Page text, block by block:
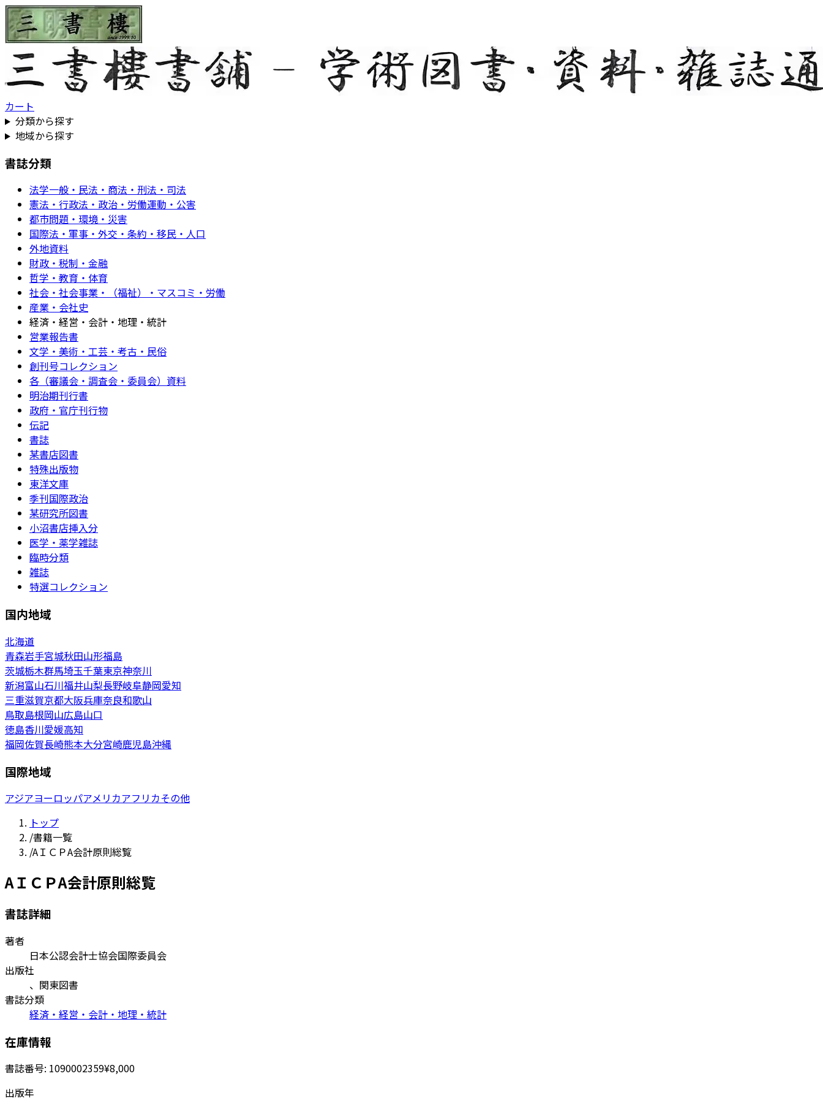
カート
分類から探す
地域から探す
書誌分類
法学一般・民法・商法・刑法・司法
憲法・行政法・政治・労働運動・公害
都市問題・環境・災害
国際法・軍事・外交・条約・移民・人口
外地資料
財政・税制・金融
哲学・教育・体育
社会・社会事業・（福祉）・マスコミ・労働
産業・会社史
経済・経営・会計・地理・統計
営業報告書
文学・美術・工芸・考古・民俗
創刊号コレクション
各（審議会・調査会・委員会）資料
明治期刊行書
政府・官庁刊行物
伝記
書誌
某書店図書
特殊出版物
東洋文庫
季刊国際政治
某研究所図書
小沼書店挿入分
医学・薬学雑誌
臨時分類
雑誌
特選コレクション
国内地域
北海道
青森岩手宮城秋田山形福島
茨城栃木群馬埼玉千葉東京神奈川
新潟富山石川福井山梨長野岐阜静岡愛知
三重滋賀京都大阪兵庫奈良和歌山
鳥取島根岡山広島山口
徳島香川愛媛高知
福岡佐賀長崎熊本大分宮崎鹿児島沖縄
国際地域
アジアヨーロッパアメリカアフリカその他
トップ
/書籍一覧
/AＩＣＰA会計原則総覧
AＩＣＰA会計原則総覧
書誌詳細
著者
日本公認会計士協会国際委員会
出版社
、関東図書
書誌分類
経済・経営・会計・地理・統計
在庫情報
書誌番号: 1090002359¥8,000
出版年